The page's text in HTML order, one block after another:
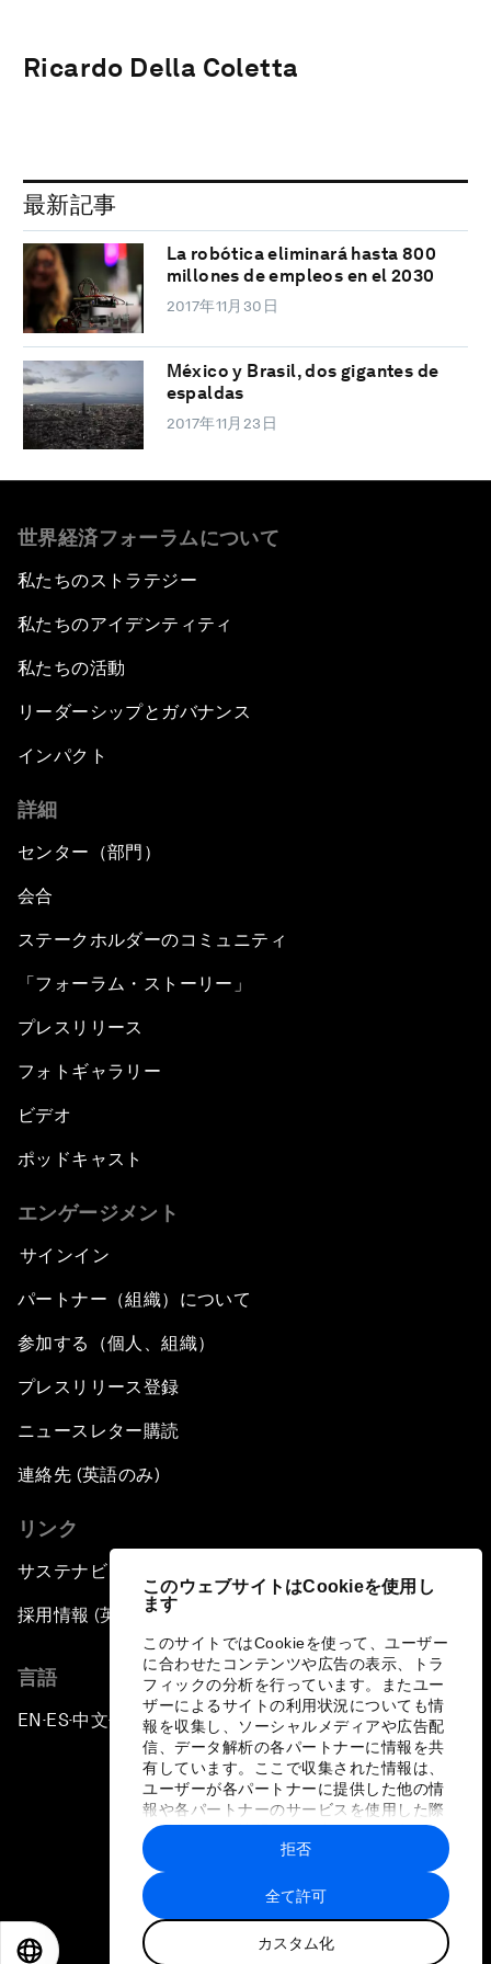
このウェブサイトはCookieを使用し
ます
このサイトではCookieを使って、ユーザー
に合わせたコンテンツや広告の表示、トラ
フィックの分析を行っています。またユー
ザーによるサイトの利用状況についても情
報を収集し、ソーシャルメディアや広告配
信、データ解析の各パートナーに情報を共
有しています。ここで収集された情報は、
ユーザーが各パートナーに提供した他の情
報や各パートナーのサービスを使用した際
に収集された情報と組み合わされ、各パー
トナーによって使用されることがありま
す。
全て許可
カスタム化
拒否
Ricardo Della Coletta
最新記事
La robótica eliminará hasta 800
millones de empleos en el 2030
2017年11月30日
México y Brasil, dos gigantes de
espaldas
2017年11月23日
世界経済フォーラムについて
私たちのストラテジー
私たちのアイデンティティ
私たちの活動
リーダーシップとガバナンス
インパクト
詳細
センター（部門）
会合
ステークホルダーのコミュニティ
「フォーラム・ストーリー」
プレスリリース
フォトギャラリー
ビデオ
ポッドキャスト
エンゲージメント
サインイン
パートナー（組織）について
参加する（個人、組織）
プレスリリース登録
ニュースレター購読
連絡先 (英語のみ)
リンク
サステナビリティへの取り組み
採用情報 (英語のみ)
言語
EN ▪ES▪中文▪ 日本語
プライバシーポリシーと利用規約
サイトマップ
©
世界経済フォーラム